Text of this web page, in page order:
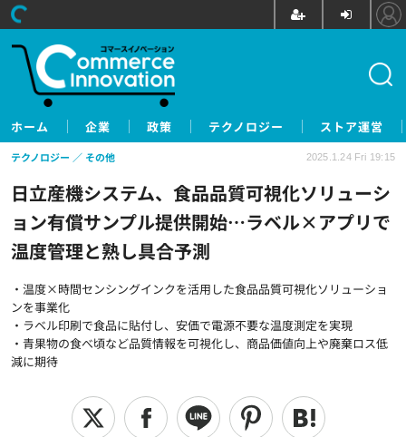
ホーム 企業 政策 テクノロジー ストア運営
日立産機システム、食品品質可視化ソリューシ
ョン有償サンプル提供開始…ラベル×アプリで
温度管理と熟し具合予測
・温度×時間センシングインクを活用した食品品質可視化ソリューショ
ンを事業化
・ラベル印刷で食品に貼付し、安価で電源不要な温度測定を実現
・青果物の食べ頃など品質情報を可視化し、商品価値向上や廃棄ロス低
減に期待
テクノロジー その他 2025.1.24 Fri 19:15